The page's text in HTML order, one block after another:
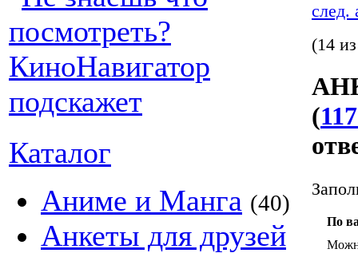
Каталог
Аниме и Манга (40)
Анкеты для друзей
след.
(14
(
По